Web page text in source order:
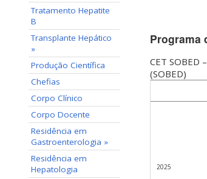
Tratamento Hepatite
B
Transplante Hepático
»
Produção Científica
Chefias
Corpo Clínico
Corpo Docente
Residência em
Gastroenterologia »
Residência em
Hepatologia
Programa
CET SOBED
(SOBED)
2025